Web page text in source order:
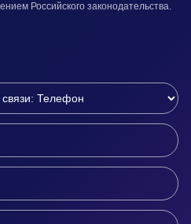
Российского законодательства.